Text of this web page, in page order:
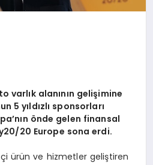
varlık alanının gelişimine
5 yıldızlı sponsorları
önde gelen finansal
20 Europe sona erdi.
ürün ve hizmetler geliştiren